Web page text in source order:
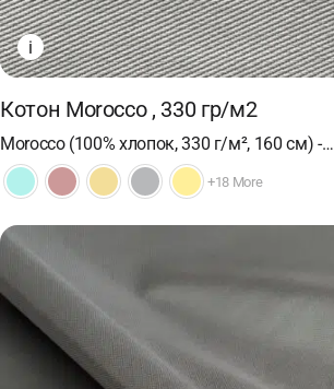
i
Котон Morocco , 330 гр/м2
Morocco (100% хлопок, 330 г/м², 160 см) -…
+18 More